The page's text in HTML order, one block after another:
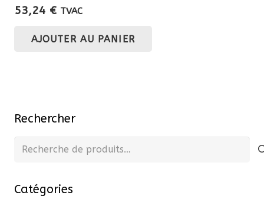
53,24 € TVAC
AJOUTER AU PANIER
Rechercher
Recherche
Catégories